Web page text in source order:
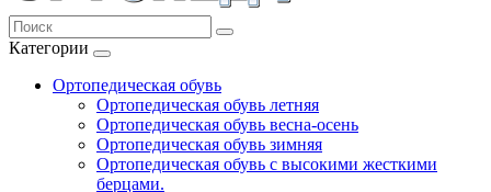
Категории
Ортопедическая обувь
Ортопедическая обувь летняя
Ортопедическая обувь весна-осень
Ортопедическая обувь зимняя
Ортопедическая обувь с высокими жесткими
берцами.